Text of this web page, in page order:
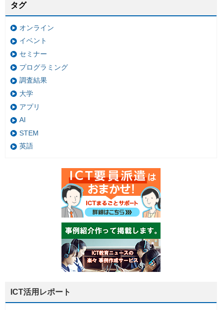
タグ
オンライン
イベント
セミナー
プログラミング
調査結果
大学
アプリ
AI
STEM
英語
ICT活用レポート